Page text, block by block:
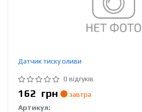
Датчик тиску оливи
0 відгуків
162 грн
завтра
Артикул: